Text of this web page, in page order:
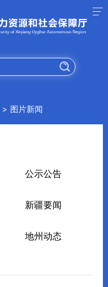
> 图片新闻
公示公告
新疆要闻
地州动态